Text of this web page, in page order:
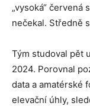
„vysoká“
nečekal. Středně
Tým studoval pět
2024. Porovnal
data a amatérské
elevační úhly,